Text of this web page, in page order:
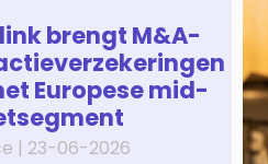
brengt M&A-
Europese mid-
| 23-06-2026